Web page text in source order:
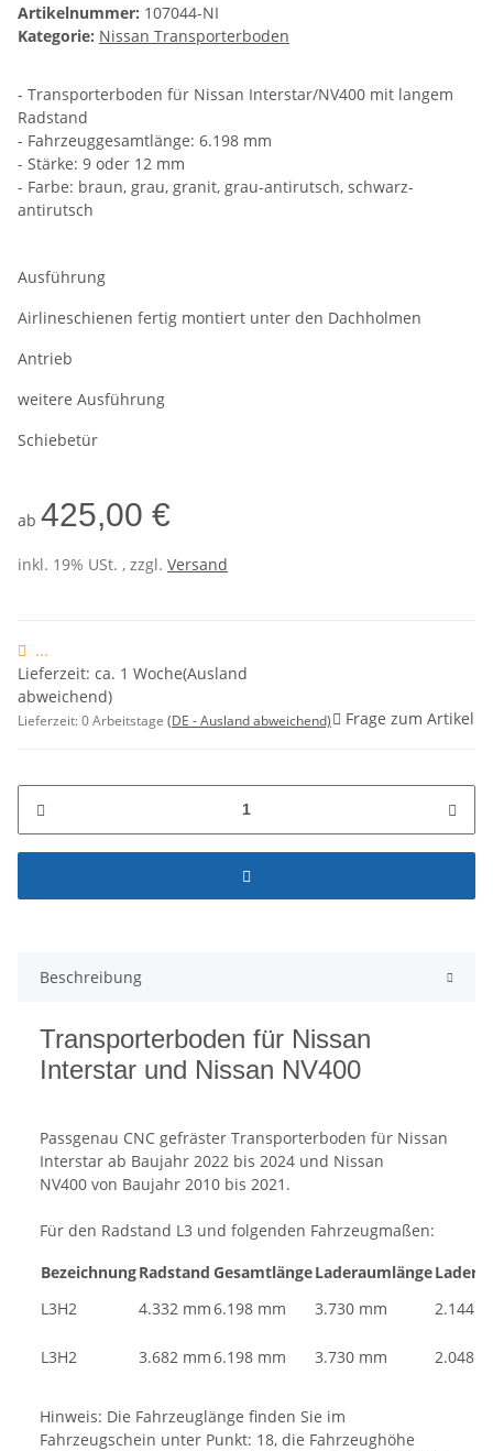
Artikelnummer: 107044-NI
Kategorie: Nissan Transporterboden
- Transporterboden für Nissan Interstar/NV400 mit langem
Radstand
- Fahrzeuggesamtlänge: 6.198 mm
- Stärke: 9 oder 12 mm
- Farbe: braun, grau, granit, grau-antirutsch, schwarz-
antirutsch
Ausführung
Airlineschienen fertig montiert unter den Dachholmen
Antrieb
weitere Ausführung
Schiebetür
ab 425,00 €
inkl. 19% USt. , zzgl. Versand
...
Lieferzeit: ca. 1 Woche(Ausland
abweichend)
Lieferzeit:0 Arbeitstage (DE - Ausland abweichend) Frage zum Artikel
Beschreibung
Transporterboden für Nissan
Interstar und Nissan NV400
Passgenau CNC gefräster Transporterboden für Nissan
Interstar ab Baujahr 2022 bis 2024 und Nissan
NV400 von Baujahr 2010 bis 2021.
Für den Radstand L3 und folgenden Fahrzeugmaßen:
BezeichnungRadstand GesamtlängeLaderaumlänge
L3H2
4.332 mm6.198 mm 3.730 mm 2.144
L3H2 3.682 mm6.198 mm 3.730 mm 2.048
Hinweis: Die Fahrzeuglänge finden Sie im
Fahrzeugschein unter Punkt: 18, die Fahrzeughöhe